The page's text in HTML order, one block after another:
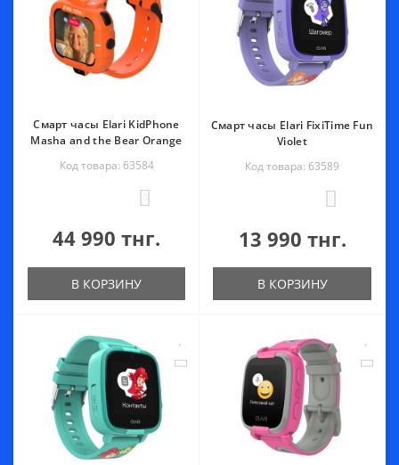
Смарт часы Elari KidPhone
Masha and the Bear Orange
Код товара: 63584
44 990 тнг.
В КОРЗИНУ
Смарт часы Elari FixiTime Fun
Violet
Код товара: 63589
13 990 тнг.
В КОРЗИНУ